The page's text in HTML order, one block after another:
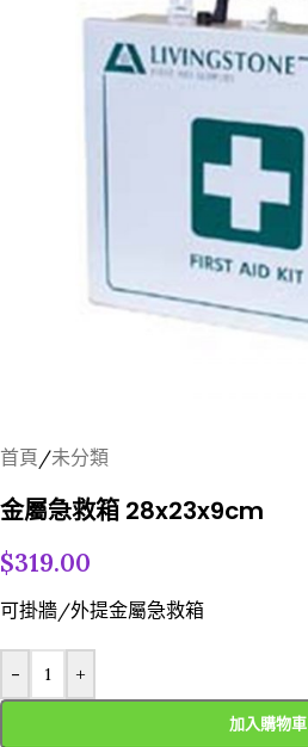
首頁/未分類
金屬急救箱 28x23x9cm
$319.00
可掛牆/外提金屬急救箱
- +
加入購物車